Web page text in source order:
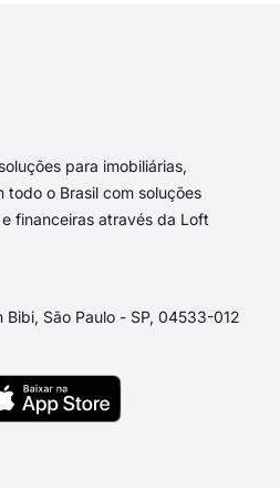
para imobiliárias,
todo o Brasil com soluções
financeiras através da Loft
Bibi, São Paulo - SP, 04533-012